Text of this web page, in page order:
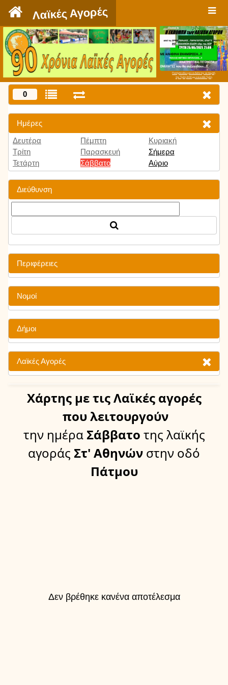
Λαϊκές Αγορές
Πατήστε εδώ για να δείτε την εκπομπή
την Τρίτη 9:00 μμ και κάθε Τρίτη
0
Ημέρες
Δευτέρα
Τρίτη
Τετάρτη
Πέμπτη
Παρασκευή
Σάββατο
Κυριακή
Σήμερα
Αύριο
Διεύθυνση
Περιφέρειες
Νομοί
Δήμοι
Λαϊκές Αγορές
Χάρτης με τις Λαϊκές αγορές
που λειτουργούν
την ημέραΣάββατο της λαϊκής
αγοράς Στ' Αθηνών στην οδό
Πάτμου
Δεν βρέθηκε κανένα αποτέλεσμα